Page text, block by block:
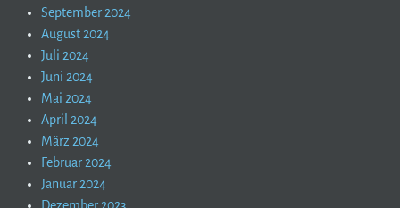
September 2024
August 2024
Juli 2024
Juni 2024
Mai 2024
April 2024
März 2024
Februar 2024
Januar 2024